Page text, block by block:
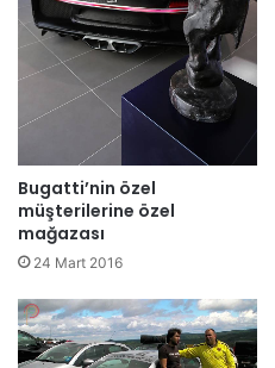
Bugatti’nin özel
müşterilerine özel
mağazası
24 Mart 2016